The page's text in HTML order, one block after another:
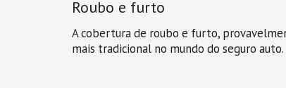
Roubo e furto
A cobertura de roubo e furto,
mais tradicional no mundo do seguro auto.